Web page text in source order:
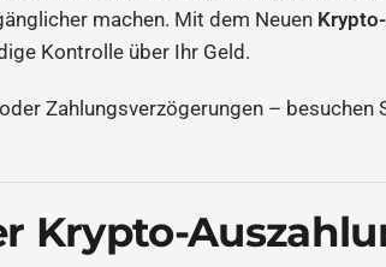
machen. Mit dem Neuen
Kontrolle über Ihr Geld.
Zahlungsverzögerungen – besuchen
Krypto-